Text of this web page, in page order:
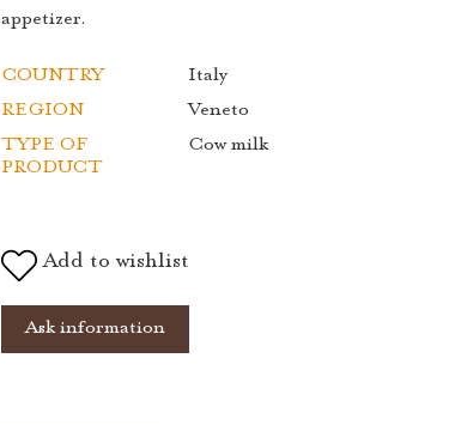
appetizer.
COUNTRY
Italy
REGION
Veneto
TYPE OF
PRODUCT
Cow milk
Add to wishlist
Ask information